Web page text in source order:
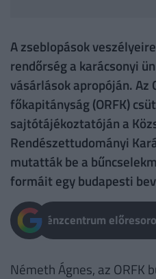
A zseblopások
rendőrség a karácsonyi
vásárlások apropóján. Az
főkapitányság (ORFK)
sajtótájékoztatóján a
Rendészettudományi
mutatták be a
formáit egy budapesti
Pénzcentrum
Németh Ágnes, az ORFK